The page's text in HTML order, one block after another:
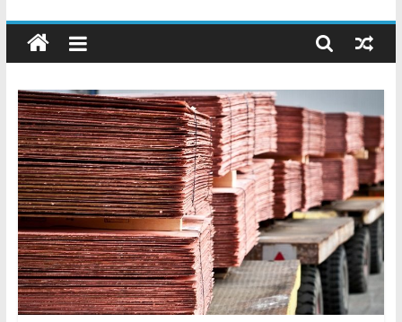
Chatarreros
–
Precio
de
Chatarra
Directorio
de
Chatarreros